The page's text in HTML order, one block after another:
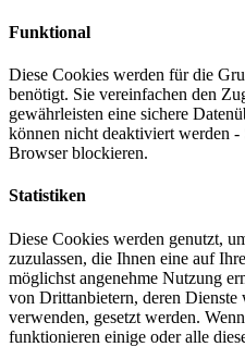
Funktional
Diese Cookies werden für die
benötigt. Sie vereinfachen den
gewährleisten eine sichere
können nicht deaktiviert werden
Browser blockieren.
Statistiken
Diese Cookies werden genutzt,
zuzulassen, die Ihnen eine auf
möglichst angenehme Nutzung
von Drittanbietern, deren Dienste
verwenden, gesetzt werden.
funktionieren einige oder alle